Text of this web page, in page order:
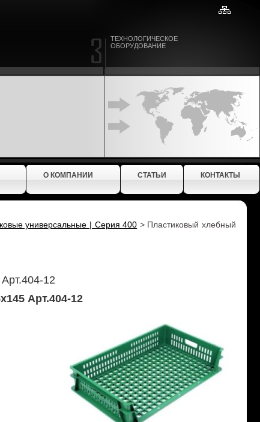
ТЕХНОЛОГИЧЕСКОЕ
ОБОРУДОВАНИЕ
О КОМПАНИИ СТАТЬИ КОНТАКТЫ
универсальные | Серия 400 > Пластиковый хлебный
12
Арт.404-12